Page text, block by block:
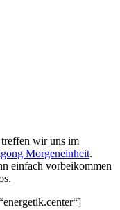
treffen wir uns im
Morgeneinheit.
einfach vorbeikommen